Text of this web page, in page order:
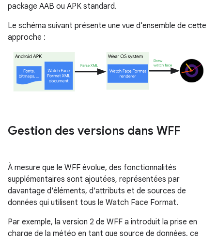
package AAB ou APK standard.
Le schéma suivant présente une vue d'ensemble de cette
approche :
Gestion des versions dans WFF
À mesure que le WFF évolue, des fonctionnalités
supplémentaires sont ajoutées, représentées par
davantage d'éléments, d'attributs et de sources de
données qui utilisent tous le Watch Face Format.
Par exemple, la version 2 de WFF a introduit la prise en
charge de la météo en tant que source de données, ce